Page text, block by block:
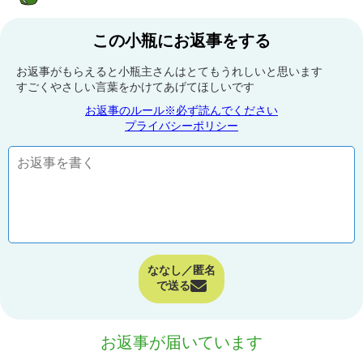
この小瓶にお返事をする
お返事がもらえると小瓶主さんはとてもうれしいと思います
すごくやさしい言葉をかけてあげてほしいです
お返事のルール※必ず読んでください
プライバシーポリシー
ななし／匿名
で送る
お返事が届いています